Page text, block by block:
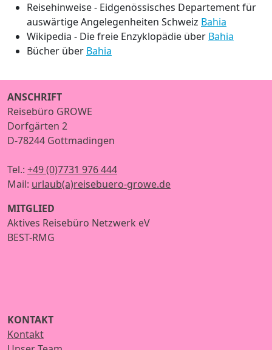
Reisehinweise - Eidgenössisches Departement für
auswärtige Angelegenheiten Schweiz Bahia
Wikipedia - Die freie Enzyklopädie über Bahia
Bücher über Bahia
ANSCHRIFT
Reisebüro GROWE
Dorfgärten 2
D-78244 Gottmadingen
Tel.: +49 (0)7731 976 444
Mail: urlaub(a)reisebuero-growe.de
MITGLIED
Aktives Reisebüro Netzwerk eV
BEST-RMG
KONTAKT
Kontakt